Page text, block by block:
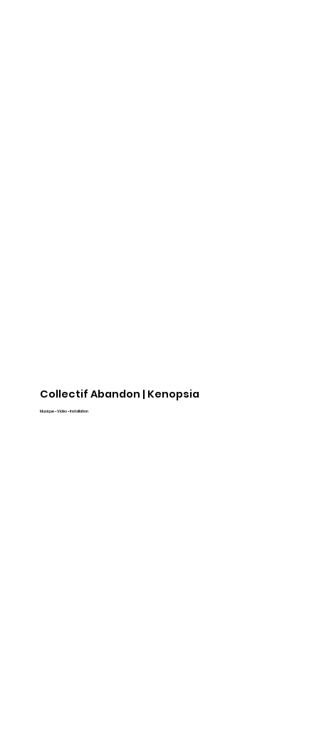
Collectif Abandon | Kenopsia
Musique • Vidéo • Installation